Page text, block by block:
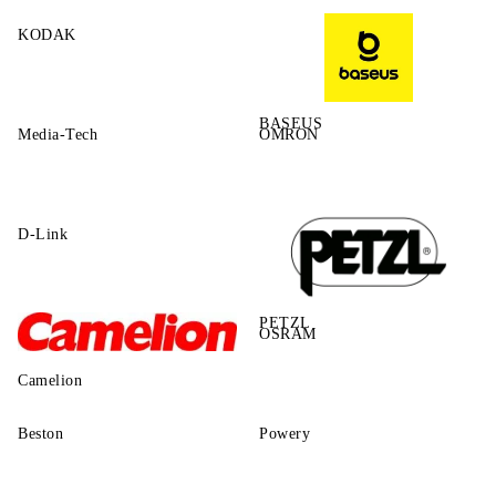
KODAK
BASEUS
Media-Tech OMRON
D-Link
PETZL
Camelion
OSRAM
Beston Powery